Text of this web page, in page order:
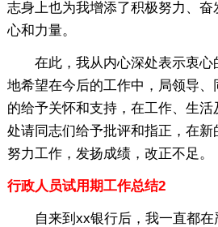
志身上也为我增添了积极努力、
心和力量。
在此，我从内心深处表示衷心
地希望在今后的工作中，局领导
的给予关怀和支持，在工作、生
处请同志们给予批评和指正，在
努力工作，发扬成绩，改正不足。
行政人员试用期工作总结2
自来到xx银行后，我一直都在